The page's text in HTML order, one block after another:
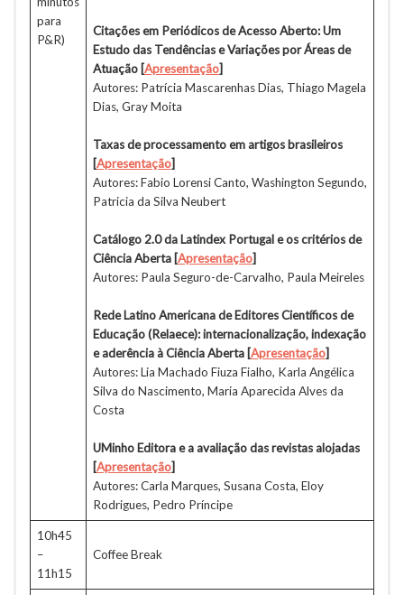
para
P&R)
Citações em Periódicos de Acesso Aberto: Um
Estudo das Tendências e Variações por Áreas de
Atuação [Apresentação]
Autores: Patrícia Mascarenhas Dias, Thiago Magela
Dias, Gray Moita
Taxas de processamento em artigos brasileiros
[Apresentação]
Autores: Fabio Lorensi Canto, Washington Segundo,
Patricia da Silva Neubert
Catálogo 2.0 da Latindex Portugal e os critérios de
Ciência Aberta [Apresentação]
Autores: Paula Seguro-de-Carvalho, Paula Meireles
Rede Latino Americana de Editores Científicos de
Educação (Relaece): internacionalização, indexação
e aderência à Ciência Aberta [Apresentação]
Autores: Lia Machado Fiuza Fialho, Karla Angélica
Silva do Nascimento, Maria Aparecida Alves da
Costa
UMinho Editora e a avaliação das revistas alojadas
[Apresentação]
Autores: Carla Marques, Susana Costa, Eloy
Rodrigues, Pedro Príncipe
10h45
–
11h15
Coffee Break